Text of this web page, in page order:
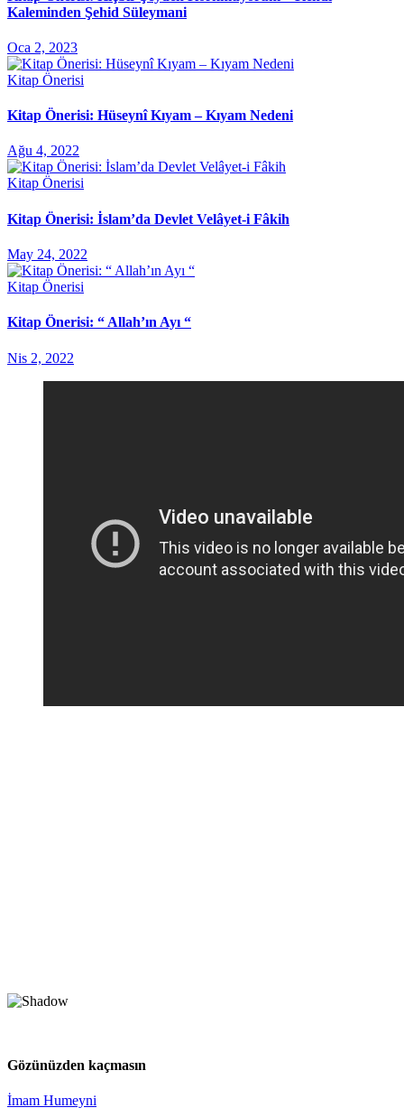
Kaleminden Şehid Süleymani
Oca 2, 2023
Kitap Önerisi
Kitap Önerisi: Hüseynî Kıyam – Kıyam Nedeni
Ağu 4, 2022
Kitap Önerisi
Kitap Önerisi: İslam’da Devlet Velâyet-i Fâkih
May 24, 2022
Kitap Önerisi
Kitap Önerisi: “ Allah’ın Ayı “
Nis 2, 2022
Gözünüzden kaçmasın
İmam Humeyni